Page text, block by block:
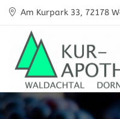
Am Kurpark 33, 72178